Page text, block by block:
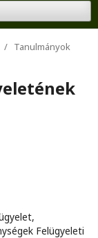
/ Tanulmányok
Felügyeleti